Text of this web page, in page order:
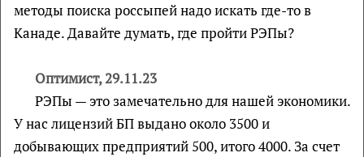
методы поиска россыпей надо искать где-то в
Канаде. Давайте думать, где пройти РЭПы?
Оптимист, 29.11.23
РЭПы — это замечательно для нашей экономики.
У нас лицензий БП выдано около 3500 и
добывающих предприятий 500, итого 4000. За счет